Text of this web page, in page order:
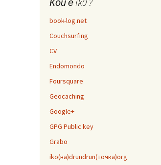
book-log.net
Couchsurfing
CV
Endomondo
Foursquare
Geocaching
Google+
GPG Public key
Grabo
iko(на)drundrun(точка)org